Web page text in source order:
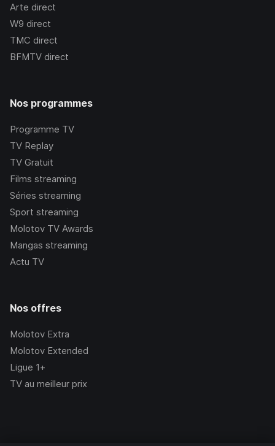
Arte direct
W9 direct
TMC direct
BFMTV direct
Nos programmes
Programme TV
TV Replay
TV Gratuit
Films streaming
Séries streaming
Sport streaming
Molotov TV Awards
Mangas streaming
Actu TV
Nos offres
Molotov Extra
Molotov Extended
Ligue 1+
TV au meilleur prix